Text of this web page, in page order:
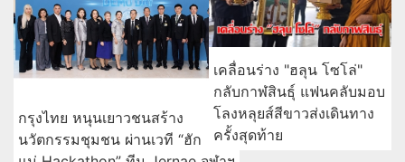
กรุงไทย หนุนเยาวชนสร้าง
นวัตกรรมชุมชน ผ่านเวที “ฮัก
เคลื่อนร่าง "ฮลุน โซโล่"
กลับกาฬสินธุ์ แฟนคลับมอบ
โลงหลุยส์สีขาวส่งเดินทาง
ครั้งสุดท้าย